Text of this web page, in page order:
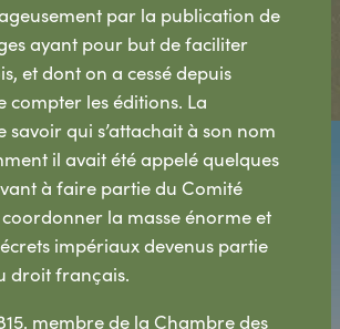
par la publication de
ayant pour but de faciliter
et dont on a cessé depuis
compter les éditions. La
savoir qui s’attachait à son nom
il avait été appelé quelques
à faire partie du Comité
la masse énorme et
impériaux devenus partie
droit français.
membre de la Chambre des